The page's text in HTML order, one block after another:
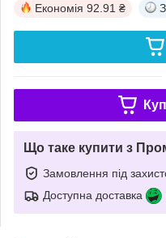
Економія 92.91 ₴
Що таке купити з
Замовлення під
Доступна доставка